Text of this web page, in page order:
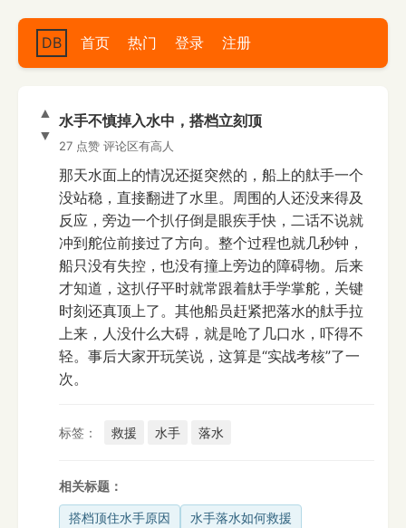
DB 首页 热门 登录 注册
▲
▼
水手不慎掉入水中，搭档立刻顶
27 点赞 评论区有高人
那天水面上的情况还挺突然的，船上的舦手一个
没站稳，直接翻进了水里。周围的人还没来得及
反应，旁边一个扒仔倒是眼疾手快，二话不说就
冲到舵位前接过了方向。整个过程也就几秒钟，
船只没有失控，也没有撞上旁边的障碍物。后来
才知道，这扒仔平时就常跟着舦手学掌舵，关键
时刻还真顶上了。其他船员赶紧把落水的舦手拉
上来，人没什么大碍，就是呛了几口水，吓得不
轻。事后大家开玩笑说，这算是“实战考核”了一
次。
标签： 救援 水手 落水
相关标题：
搭档顶住水手原因
水手落水如何救援